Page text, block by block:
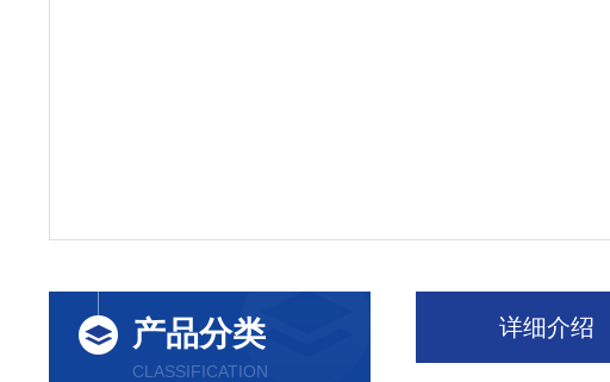
产品分类
CLASSIFICATION
详细介绍